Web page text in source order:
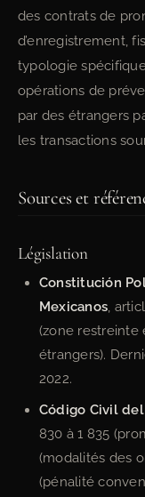
des contrats de
d’enregistrement,
typologie
opérations de
par des étrangers
les transactions
Sources et
Législation
Constitución
Mexicanos ,
(zone restreinte
étrangers).
2022.
Código Civil
830 à 1 835
(modalités des
(pénalité